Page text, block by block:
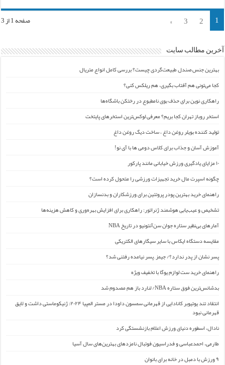
صفحه 1 از 3 1
2
3
»
آخرین مطالب سایت
بهترین جنس صندل طبیعت‌گردی چیست؟ بررسی کامل انواع متریال
کجا می‌تونی هم آفتاب بگیری، هم ریلکس کنی؟
راهکاری نوین برای حذف بوی نامطبوع در رختکن باشگاه‌ها
استخر روباز تهران کجا بریم؟ معرفی لوکس‌ترین استخرهای پایتخت
تولید کننده بویلر روغن داغ ، ساخت دیگ روغن داغ
آموزش آسان و جذاب برای کلاس دومی ها با آی نو!
۱۰ مزایای یادگیری ورزش خیابانی مانند پارکور
چگونه اسپرت مال خرید تجهیزات ورزشی را متحول کرده است؟
راهنمای خرید بهترین پودر پروتئین برای ورزشکاران و بدنسازان
تشخیص و عیب‌یابی هوشمند ژنراتور: راهکاری برای افزایش بهره‌وری و کاهش هزینه‌ها
آمارهای بی‌نظیر ستاره جوان سن‌آنتونیو در تاریخ NBA
مقایسه دستگاه ایکاس با سایر سیگارهای الکتریکی
پسر نشان از پدر ندارد؟/ جیمز ِ پسر نیامده رفتنی شد؟
راهنمای خرید ست لوازم یوگا با تخفیف ویژه
بدشانس‌ترین فوق ستاره NBA/ لنارد باز هم مصدوم شد
انتقاد تند یوتیوبر کانادایی از قهرمانی سمسون داودا در مستر المپیا ۲۰۲۴: ژنیکوماستی داشت و لایق
قهرمانی نبود
نادال، اسطوره دنیای ورزش اعلام بازنشستگی کرد
طارمی، احمدعباسی و فدراسیون فوتبال نامزدهای بهترین‌های سال آسیا
۹ ورزش با دمبل در خانه برای بانوان